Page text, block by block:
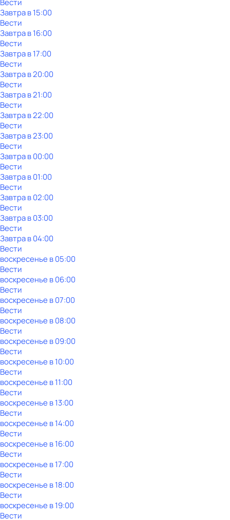
Вести
Завтра в 15:00
Вести
Завтра в 16:00
Вести
Завтра в 17:00
Вести
Завтра в 20:00
Вести
Завтра в 21:00
Вести
Завтра в 22:00
Вести
Завтра в 23:00
Вести
Завтра в 00:00
Вести
Завтра в 01:00
Вести
Завтра в 02:00
Вести
Завтра в 03:00
Вести
Завтра в 04:00
Вести
воскресенье в05:00
Вести
воскресенье в06:00
Вести
воскресенье в07:00
Вести
воскресенье в08:00
Вести
воскресенье в09:00
Вести
воскресенье в10:00
Вести
воскресенье в11:00
Вести
воскресенье в13:00
Вести
воскресенье в14:00
Вести
воскресенье в16:00
Вести
воскресенье в17:00
Вести
воскресенье в18:00
Вести
воскресенье в19:00
Вести